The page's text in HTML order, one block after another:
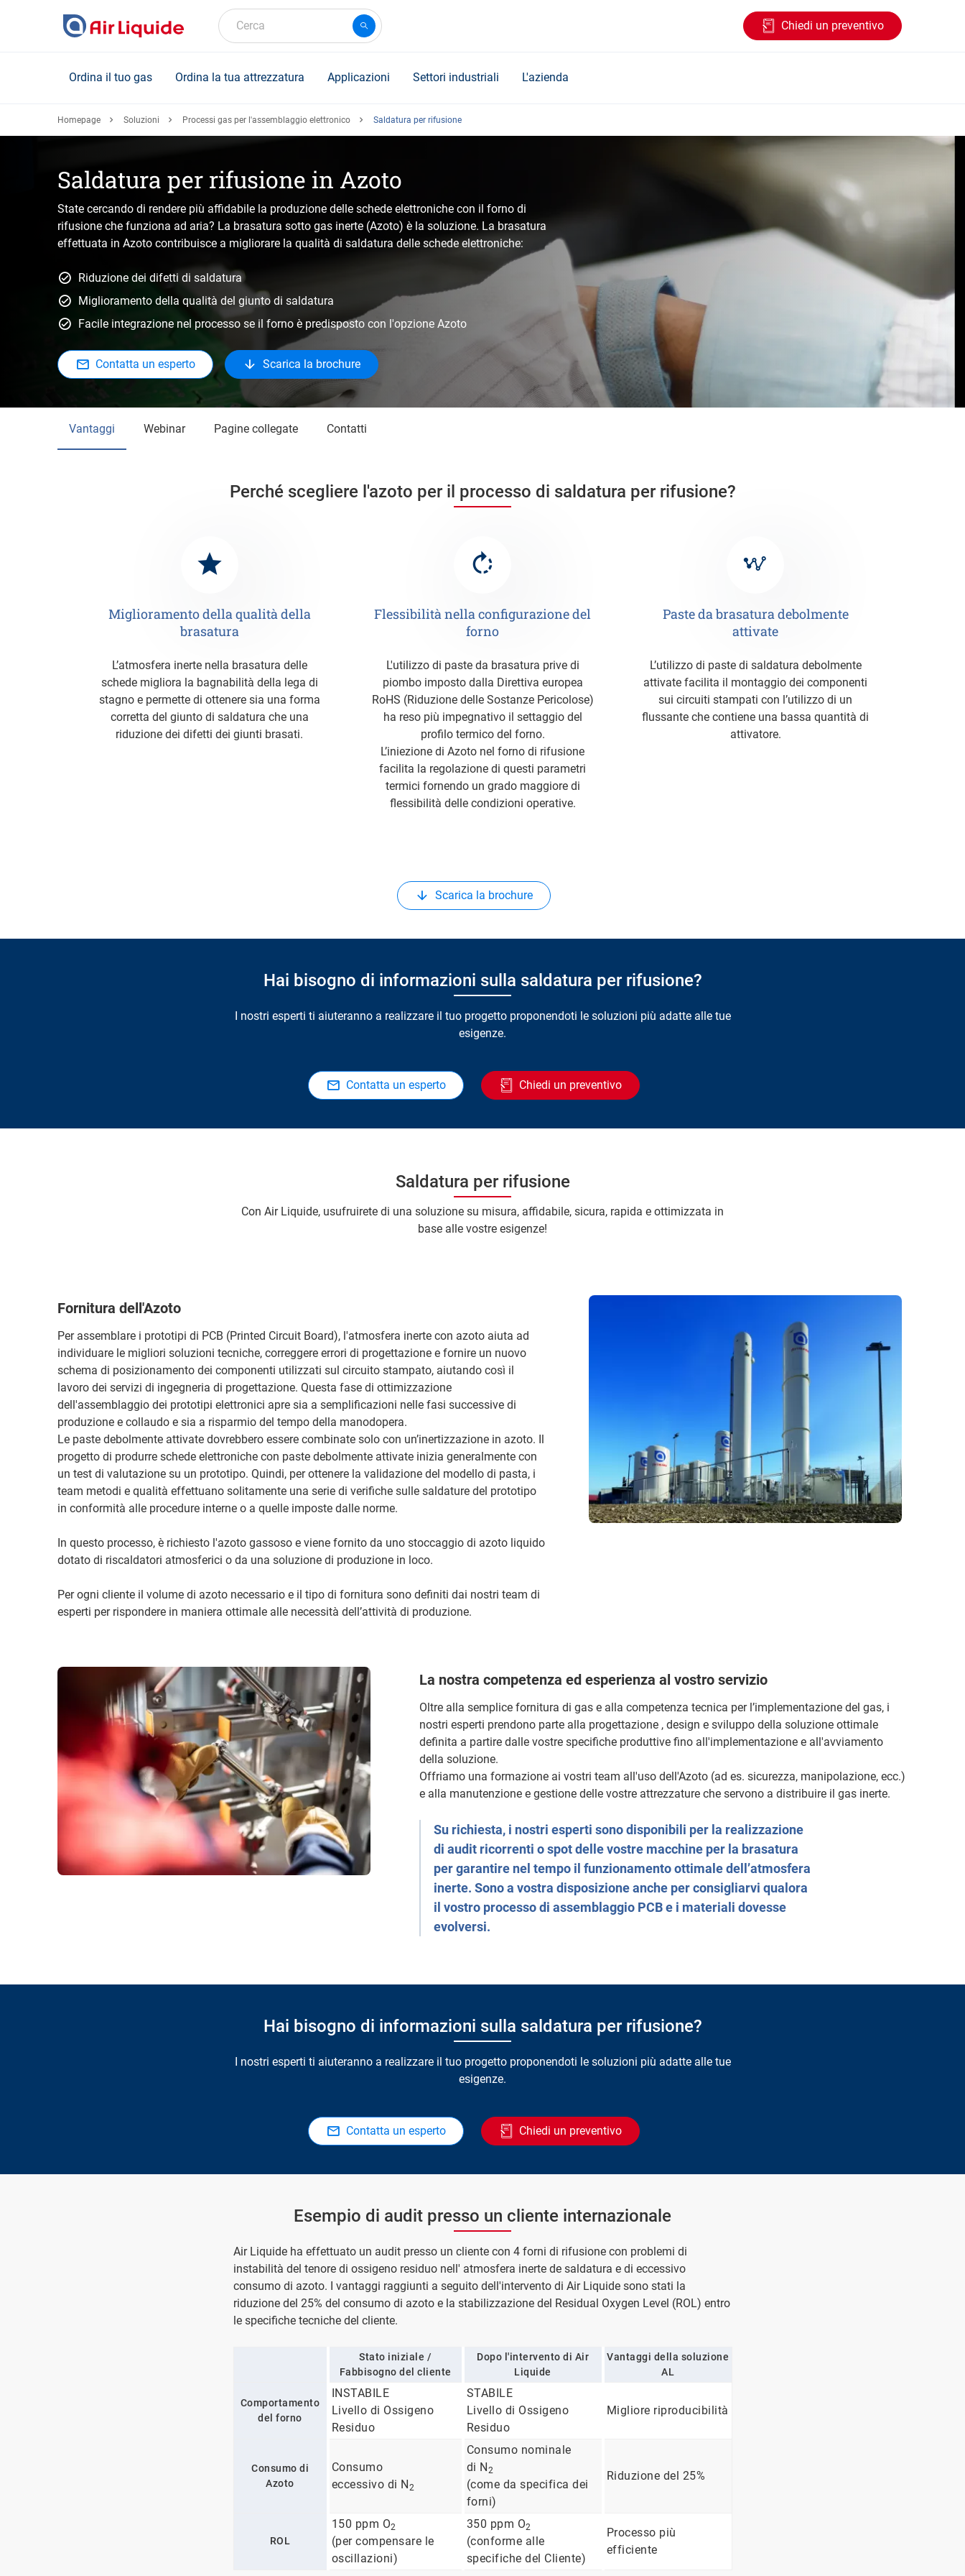
Cerca Chiedi un preventivo
Ordina il tuo gas Ordina la tua attrezzatura Applicazioni Settori industriali L'azienda
Homepage Soluzioni Processi gas per l'assemblaggio elettronico Saldatura per rifusione
Saldatura per rifusione in Azoto
State cercando di rendere più affidabile la produzione delle schede elettroniche con il forno di
rifusione che funziona ad aria? La brasatura sotto gas inerte (Azoto) è la soluzione. La brasatura
effettuata in Azoto contribuisce a migliorare la qualità di saldatura delle schede elettroniche:
Riduzione dei difetti di saldatura
Miglioramento della qualità del giunto di saldatura
Facile integrazione nel processo se il forno è predisposto con l'opzione Azoto
Contatta un esperto Scarica la brochure
Vantaggi Webinar Pagine collegate Contatti
Perché scegliere l'azoto per il processo di saldatura per rifusione?
Miglioramento della qualità della
brasatura
L’atmosfera inerte nella brasatura delle
schede migliora la bagnabilità della lega di
stagno e permette di ottenere sia una forma
corretta del giunto di saldatura che una
riduzione dei difetti dei giunti brasati.
Flessibilità nella configurazione del
forno
L'utilizzo di paste da brasatura prive di
piombo imposto dalla Direttiva europea
RoHS (Riduzione delle Sostanze Pericolose)
ha reso più impegnativo il settaggio del
profilo termico del forno.
L’iniezione di Azoto nel forno di rifusione
facilita la regolazione di questi parametri
termici fornendo un grado maggiore di
flessibilità delle condizioni operative.
Paste da brasatura debolmente
attivate
L’utilizzo di paste di saldatura debolmente
attivate facilita il montaggio dei componenti
sui circuiti stampati con l’utilizzo di un
flussante che contiene una bassa quantità di
attivatore.
Scarica la brochure
Hai bisogno di informazioni sulla saldatura per rifusione?
I nostri esperti ti aiuteranno a realizzare il tuo progetto proponendoti le soluzioni più adatte alle tue
esigenze.
Contatta un esperto Chiedi un preventivo
Saldatura per rifusione
Con Air Liquide, usufruirete di una soluzione su misura, affidabile, sicura, rapida e ottimizzata in
base alle vostre esigenze!
Fornitura dell'Azoto
Per assemblare i prototipi di PCB (Printed Circuit Board), l'atmosfera inerte con azoto aiuta ad
individuare le migliori soluzioni tecniche, correggere errori di progettazione e fornire un nuovo
schema di posizionamento dei componenti utilizzati sul circuito stampato, aiutando così il
lavoro dei servizi di ingegneria di progettazione. Questa fase di ottimizzazione
dell'assemblaggio dei prototipi elettronici apre sia a semplificazioni nelle fasi successive di
produzione e collaudo e sia a risparmio del tempo della manodopera.
Le paste debolmente attivate dovrebbero essere combinate solo con un’inertizzazione in azoto. Il
progetto di produrre schede elettroniche con paste debolmente attivate inizia generalmente con
un test di valutazione su un prototipo. Quindi, per ottenere la validazione del modello di pasta, i
team metodi e qualità effettuano solitamente una serie di verifiche sulle saldature del prototipo
in conformità alle procedure interne o a quelle imposte dalle norme.
In questo processo, è richiesto l'azoto gassoso e viene fornito da uno stoccaggio di azoto liquido
dotato di riscaldatori atmosferici o da una soluzione di produzione in loco.
Per ogni cliente il volume di azoto necessario e il tipo di fornitura sono definiti dai nostri team di
esperti per rispondere in maniera ottimale alle necessità dell’attività di produzione.
La nostra competenza ed esperienza al vostro servizio
Oltre alla semplice fornitura di gas e alla competenza tecnica per l’implementazione del gas, i
nostri esperti prendono parte alla progettazione , design e sviluppo della soluzione ottimale
definita a partire dalle vostre specifiche produttive fino all'implementazione e all'avviamento
della soluzione.
Offriamo una formazione ai vostri team all'uso dell'Azoto (ad es. sicurezza, manipolazione, ecc.)
e alla manutenzione e gestione delle vostre attrezzature che servono a distribuire il gas inerte.
Su richiesta, i nostri esperti sono disponibili per la realizzazione
di audit ricorrenti o spot delle vostre macchine per la brasatura
per garantire nel tempo il funzionamento ottimale dell’atmosfera
inerte. Sono a vostra disposizione anche per consigliarvi qualora
il vostro processo di assemblaggio PCB e i materiali dovesse
evolversi.
Hai bisogno di informazioni sulla saldatura per rifusione?
I nostri esperti ti aiuteranno a realizzare il tuo progetto proponendoti le soluzioni più adatte alle tue
esigenze.
Contatta un esperto Chiedi un preventivo
Esempio di audit presso un cliente internazionale
Air Liquide ha effettuato un audit presso un cliente con 4 forni di rifusione con problemi di
instabilità del tenore di ossigeno residuo nell' atmosfera inerte de saldatura e di eccessivo
consumo di azoto. I vantaggi raggiunti a seguito dell'intervento di Air Liquide sono stati la
riduzione del 25% del consumo di azoto e la stabilizzazione del Residual Oxygen Level (ROL) entro
le specifiche tecniche del cliente.
Stato iniziale /
Fabbisogno del cliente
Dopo l'intervento di Air
Liquide
Vantaggi della soluzione
AL
Comportamento
del forno
INSTABILE
Livello di Ossigeno
Residuo
STABILE
Livello di Ossigeno
Residuo
Migliore riproducibilità
Consumo di
Azoto
Consumo
eccessivo di N2
Consumo nominale
di N2
(come da specifica dei
forni)
Riduzione del 25%
ROL
150 ppm O2
(per compensare le
oscillazioni)
350 ppm O2
(conforme alle
specifiche del Cliente)
Processo più
efficiente